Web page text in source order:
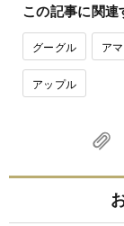
この記事に関連
グーグル ア
アップル